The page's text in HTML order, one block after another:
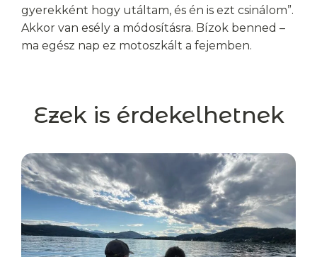
gyerekként hogy utáltam, és én is ezt csinálom”.
Akkor van esély a módosításra. Bízok benned –
ma egész nap ez motoszkált a fejemben.
Ezek is érdekelhetnek